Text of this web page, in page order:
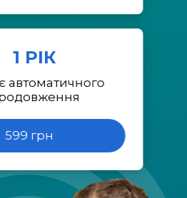
1 РІК
автоматичного
599 грн